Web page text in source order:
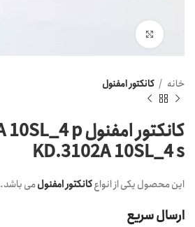
خانه کانکتور امفنول
KD.3102A 10SL_4 s
این محصول یکی از انواعکانکتور امفنولمی باشد.
ارسال سریع